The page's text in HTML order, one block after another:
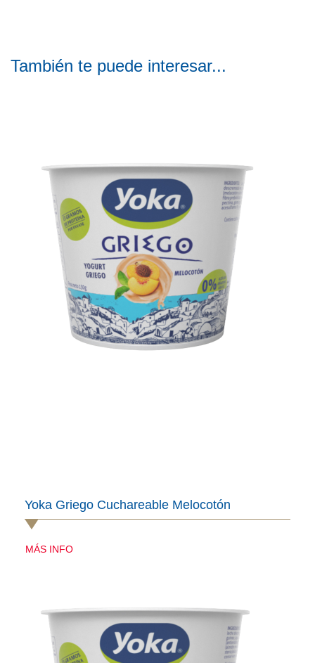
También te puede interesar...
Yoka Griego Cuchareable Melocotón
MÁS INFO